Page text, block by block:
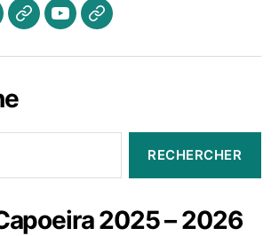
PhotosVidéoContactez
2025 – 2026